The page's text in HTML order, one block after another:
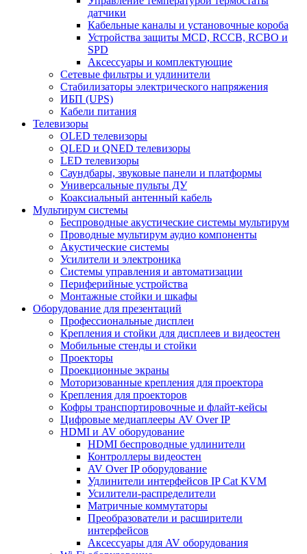
датчики
Кабельные каналы и установочные короба
Устройства защиты MCD, RCCB, RCBO и
SPD
Аксессуары и комплектующие
Сетевые фильтры и удлинители
Стабилизаторы электрического напряжения
ИБП (UPS)
Кабели питания
Телевизоры
OLED телевизоры
QLED и QNED телевизоры
LED телевизоры
Саундбары, звуковые панели и платформы
Универсальные пульты ДУ
Коаксиальный антенный кабель
Мультирум системы
Беспроводные акустические системы мультирум
Проводные мультирум аудио компоненты
Акустические системы
Усилители и электроника
Системы управления и автоматизации
Периферийные устройства
Монтажные стойки и шкафы
Оборудование для презентаций
Профессиональные дисплеи
Крепления и стойки для дисплеев и видеостен
Мобильные стенды и стойки
Проекторы
Проекционные экраны
Моторизованные крепления для проектора
Крепления для проекторов
Кофры транспортировочные и флайт-кейсы
Цифровые медиаплееры AV Over IP
HDMI и AV оборудование
HDMI беспроводные удлинители
Контроллеры видеостен
AV Over IP оборудование
Удлинители интерфейсов IP Cat KVM
Усилители-распределители
Матричные коммутаторы
Преобразователи и расширители
интерфейсов
Аксессуары для AV оборудования